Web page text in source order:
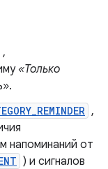
,
«Только
,
напоминаний от
) и сигналов